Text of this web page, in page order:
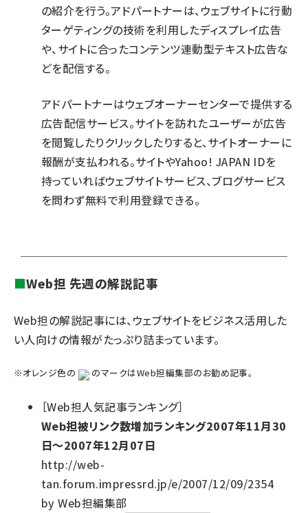
の紹介を行う。アドパートナーは、ウェブサイトに行動
ターゲティングの技術を利用したディスプレイ広告
や、サイトに合ったコンテンツ連動型テキスト広告な
どを配信する。
アドパートナーはウェブオーナーセンターで提供する
広告配信サービス。サイトを訪れたユーザーが広告
を閲覧したりクリックしたりすると、サイトオーナーに
報酬が支払われる。サイトやYahoo! JAPAN IDを
持っていればウェブサイトサービス、ブログサービス
を問わず無料で利用登録できる。
■Web担 先週の解説記事
Web担の解説記事には、ウェブサイトをビジネス活用した
い人向けの情報がたっぷり詰まっています。
※オレンジ色の のマークはWeb担編集部のお勧め記事。
［Web担人気記事ランキング］
Web担被リンク数増加ランキング2007年11月30
日〜2007年12月07日
http://web-
tan.forum.impressrd.jp/e/2007/12/09/2354
by Web担編集部